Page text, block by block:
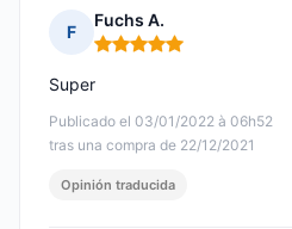
F
Fuchs A.
Nota: 5 de 5
Publicado el 03/01/2022 à 06h52
tras una compra de 22/12/2021
Super
Opinión traducida